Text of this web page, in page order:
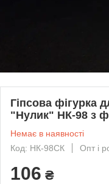
Гіпсова фігурка
"Нулик" НК-98 з
Немає в наявності
Код: НК-98СК
Опт і
106 ₴